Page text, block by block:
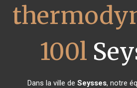
100l
Dans la ville deSeysses, notre